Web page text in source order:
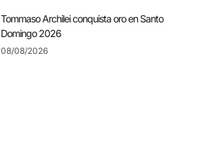
Tommaso Archilei conquista oro en Santo
Domingo 2026
08/08/2026